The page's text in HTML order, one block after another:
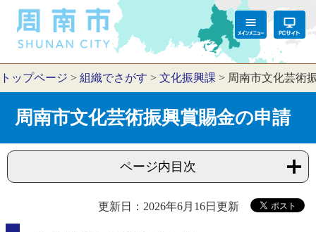
トップページ > 組織でさがす > 文化振興課 > 周南市文化芸術
周南市文化芸術振興賞賜金の申請
ページ内目次
更新日：2026年6月16日更新